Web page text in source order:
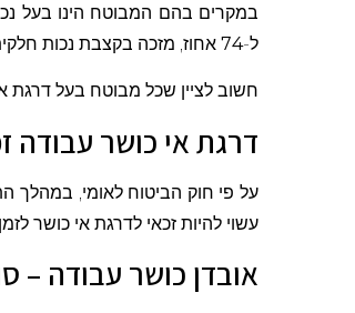
במקרים בהם המבוטח הינו בעל
ל-74 אחוז, מזכה בקצבת נכות
חשוב לציין שכל מבוטח בעל דרגת
דרגת אי כושר עבודה
על פי חוק הביטוח לאומי, במהלך
עשוי להיות זכאי לדרגת אי כושר
אובדן כושר עבודה –